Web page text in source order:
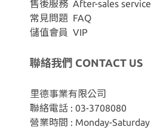
售後服務 After-sales service
常見問題 FAQ
儲值會員 VIP
聯絡我們 CONTACT US
里德事業有限公司
聯絡電話 : 03-3708080
營業時間 : Monday-Saturday